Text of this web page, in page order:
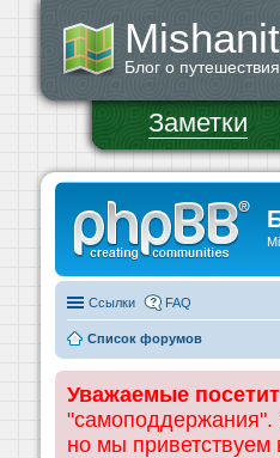
Блог о
Заметки
Ссылки FAQ
Список форумов
Уважаемые
"самоподдержания".
но мы приветствуем